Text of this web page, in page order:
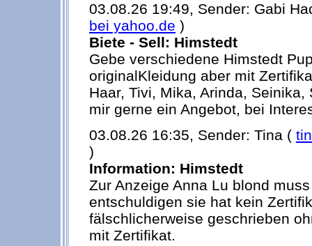
03.08.26 19:49, Sender: Gabi
bei yahoo.de )
Biete - Sell: Himstedt
Gebe verschiedene Himstedt
originalKleidung aber mit
Haar, Tivi, Mika, Arinda,
mir gerne ein Angebot, bei
03.08.26 16:35, Sender: Tina (
)
Information: Himstedt
Zur Anzeige Anna Lu blond
entschuldigen sie hat kein
fälschlicherweise geschrieben
mit Zertifikat.